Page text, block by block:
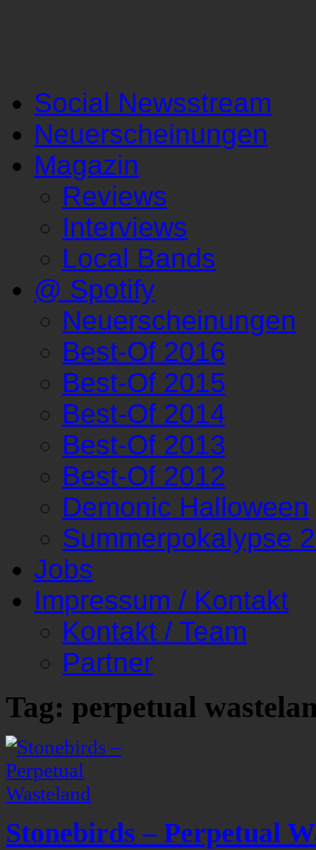
Social Newsstream
Neuerscheinungen
Magazin
Reviews
Interviews
Local Bands
@ Spotify
Neuerscheinungen
Best-Of 2016
Best-Of 2015
Best-Of 2014
Best-Of 2013
Best-Of 2012
Demonic Halloween
Summerpokalypse
Jobs
Impressum / Kontakt
Kontakt / Team
Partner
Tag: perpetual
Stonebirds – Perpetual